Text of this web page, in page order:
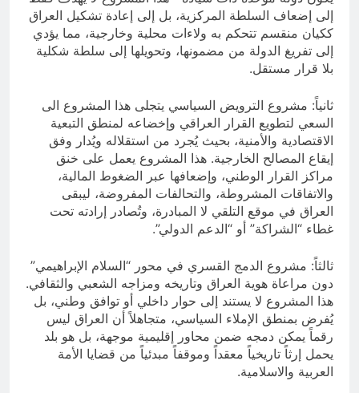
إلى إضعاف السلطة المركزية، بل إلى إعادة تشكيل العراق
ككيان منقسم تتحكم به ولاءات محلية وخارجية، مما يؤدي
إلى تفريغ الدولة من مضمونها، وتحويلها إلى سلطة شكلية
بلا قرار مستقل.
ثانياً: مشروع الترويض السياسي يتجلى هذا المشروع الى
السعي لتطويع القرار العراقي وإخضاعه لمنطق التبعية
الاقتصادية والأمنية، بحيث يُجرد من استقلاله ويُدار وفق
إيقاع المصالح الخارجية. هذا المشروع يعمل على خنق
مراكز القرار الوطني، وإضعافها عبر الضغوط المالية،
والاتفاقات المشروطة، والتحالفات المفروضة، ليبقى
العراق في موقع التلقي لا المبادرة، وتُصادر إرادته تحت
غطاء “الشراكة” أو “الدعم الدولي”.
ثالثاً: مشروع الدمج القسري في محور “السلام الإبراهيمي”
دون مراعاة هوية العراق وتاريخه ومزاجه الشعبي والثقافي.
هذا المشروع لا يستند إلى حوار داخلي أو توافق وطني، بل
يُفرض بمنطق الإملاء السياسي، متجاهلاً أن العراق ليس
رقماً يمكن دمجه ضمن محاور إقليمية موجهة، بل هو بلد
يحمل إرثاً تاريخياً معقداً وموقفاً مبدئياً من قضايا الأمة
العربية والاسلامية.